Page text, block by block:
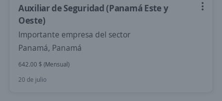
Auxiliar de Seguridad (Panamá Este y
Oeste)
Importante empresa del sector
Panamá, Panamá
642.00 $ (Mensual)
20 de julio